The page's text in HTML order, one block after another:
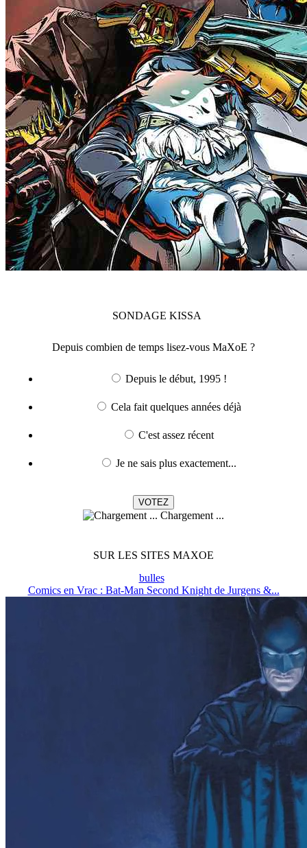
SONDAGE KISSA
Depuis combien de temps lisez-vous MaXoE ?
Depuis le début, 1995 !
Cela fait quelques années déjà
C'est assez récent
Je ne sais plus exactement...
Chargement ...
SUR LES SITES MAXOE
bulles
Comics en Vrac : Bat-Man Second Knight de Jurgens &...